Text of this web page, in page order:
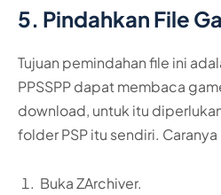
5. Pindahkan File
Tujuan pemindahan file ini
PPSSPP dapat membaca
download, untuk itu
folder PSP itu sendiri. Caranya
Buka ZArchiver.